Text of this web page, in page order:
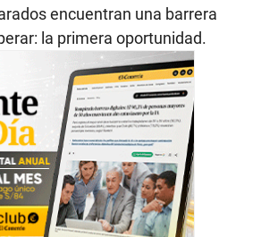
encuentran una barrera
la primera oportunidad.